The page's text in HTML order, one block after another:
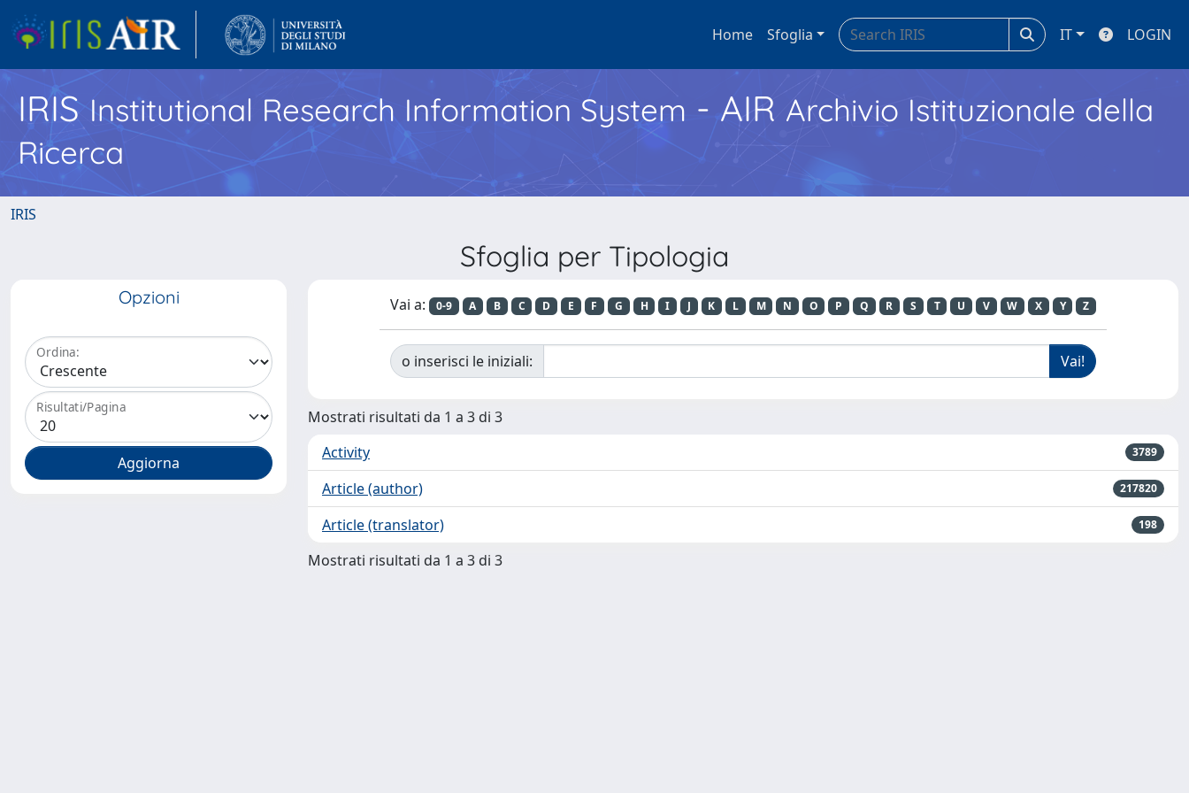
Home Sfoglia IT LOGIN
IRISInstitutional Research Information System - AIR Archivio Istituzionale della
Ricerca
IRIS
Sfoglia per Tipologia
Opzioni
Ordina:
Risultati/Pagina
Vai a: 0-9 A B C D E F G H I J K L M N O P Q R S T U V W X Y Z
o inserisci le iniziali:
Mostrati risultati da 1 a 3 di 3
Activity
3789
Article (author) 217820
Article (translator) 198
Mostrati risultati da 1 a 3 di 3